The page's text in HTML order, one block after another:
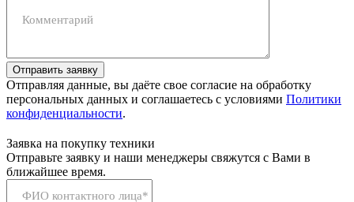
Комментарий
Отправить заявку
Отправляя данные, вы даёте свое согласие на обработку
персональных данных и соглашаетесь с условиями Политики
конфиденциальности.
Заявка на покупку техники
Отправьте заявку и наши менеджеры свяжутся с Вами в
ближайшее время.
ФИО контактного лица*